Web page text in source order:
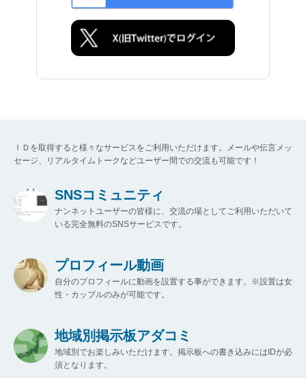
ＩＤを取得すると様々なサービスをご利用いただけます。メールや伝言メッ
セージ、リアルタイムトークなどユーザー間での交流も可能です！
SNSコミュニティ
ナンネットユーザーの皆様に、交流の場としてご利用いただいて
いる完全無料のSNSサービスです。
プロフィール動画
自分のプロフィールに動画を設置する事ができます。※設置は女
性・カップルのみが可能です。
地域別掲示板アダコミ
地域別でお楽しみいただけます。掲示板への書き込みにはIDが必
須となります。